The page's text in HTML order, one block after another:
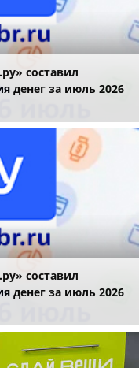
составил
денег за июль 2026
составил
денег за июль 2026